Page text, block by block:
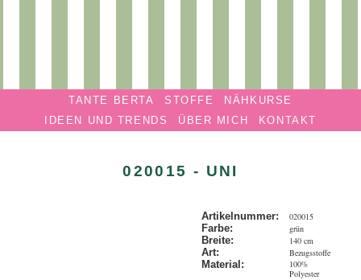
BERTA
Privatmanufaktur
Navigation überspringenTANTE BERTA STOFFE
NÄHKURSE
IDEEN UND TRENDS
ÜBER MICH KONTAKT
020015 - UNI
Artikelnummer:
020015
Farbe:
grün
Breite:
140 cm
Art:
Bezugsstoffe
Material:
100%
Polyester